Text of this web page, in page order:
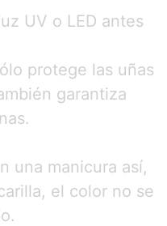
UV o LED antes
protege las uñas
garantiza
una manicura así,
el color no se